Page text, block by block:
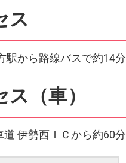
ス
駅から路線バスで約14分
（車）
伊勢西ＩＣから約60分